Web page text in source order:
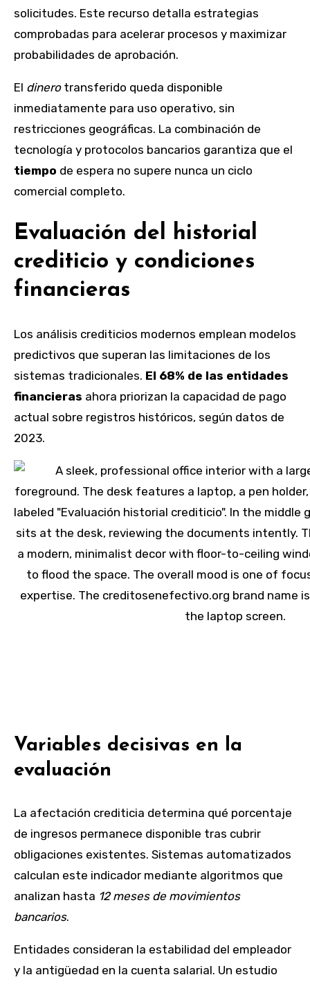
solicitudes. Este recurso detalla estrategias
comprobadas para acelerar procesos y maximizar
probabilidades de aprobación.
El dinerotransferido queda disponible
inmediatamente para uso operativo, sin
restricciones geográficas. La combinación de
tecnología y protocolos bancarios garantiza que el
tiempo de espera no supere nunca un ciclo
comercial completo.
Evaluación del historial
crediticio y condiciones
financieras
Los análisis crediticios modernos emplean modelos
predictivos que superan las limitaciones de los
sistemas tradicionales. El 68% de las entidades
financieras ahora priorizan la capacidad de pago
actual sobre registros históricos, según datos de
2023.
Variables decisivas en la
evaluación
La afectación crediticia determina qué porcentaje
de ingresos permanece disponible tras cubrir
obligaciones existentes. Sistemas automatizados
calculan este indicador mediante algoritmos que
analizan hasta 12 meses de movimientos
bancarios.
Entidades consideran la estabilidad del empleador
y la antigüedad en la cuenta salarial. Un estudio